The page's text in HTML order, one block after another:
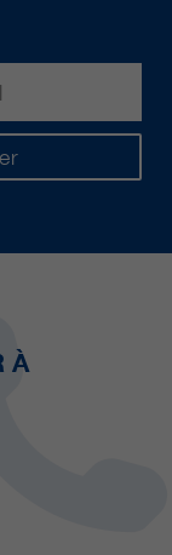
À